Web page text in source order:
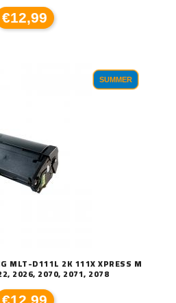
€12,99
SUMMER
MLT-D111L 2K 111X XPRESS M
2026, 2070, 2071, 2078